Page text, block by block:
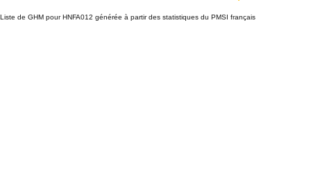
Liste de GHM pour HNFA012 générée à partir des statistiques du PMSI français